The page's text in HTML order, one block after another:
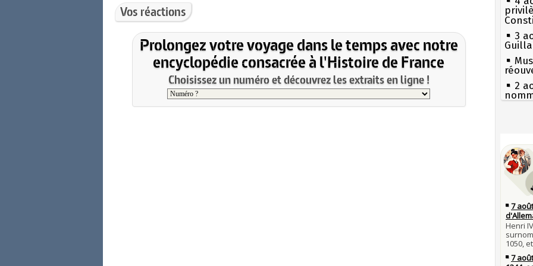
Vos réactions
Prolongez votre voyage dans le temps avec notre
encyclopédie consacrée à l'Histoire de France
Choisissez un numéro et découvrez les extraits en ligne !
3
2
31
les
en
29
la
28
27
Qui
mort